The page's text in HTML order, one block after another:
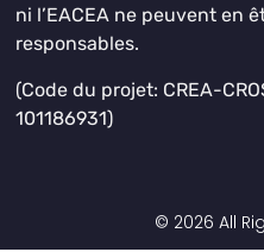
ni l’EACEA ne peuvent en
responsables.
(Code du projet: CREA-
101186931)
© 2026 All